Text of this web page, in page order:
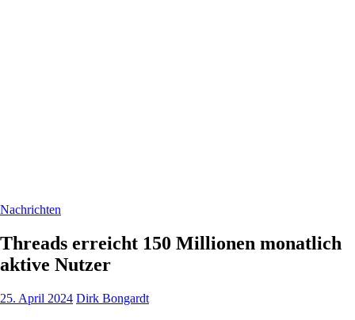
Nachrichten
Threads erreicht 150 Millionen monatlich
aktive Nutzer
25. April 2024 Dirk Bongardt